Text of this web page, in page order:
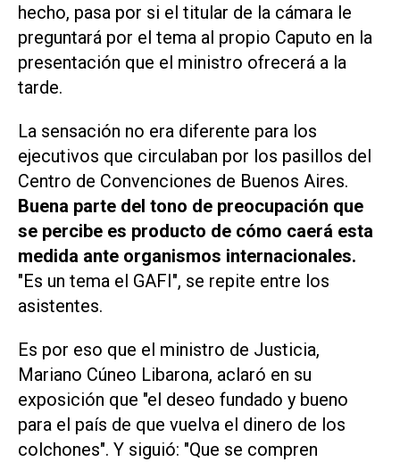
hecho, pasa por si el titular de la cámara le
preguntará por el tema al propio Caputo en la
presentación que el ministro ofrecerá a la
tarde.
La sensación no era diferente para los
ejecutivos que circulaban por los pasillos del
Centro de Convenciones de Buenos Aires.
Buena parte del tono de preocupación que
se percibe es producto de cómo caerá esta
medida ante organismos internacionales.
"Es un tema el GAFI", se repite entre los
asistentes.
Es por eso que el ministro de Justicia,
Mariano Cúneo Libarona, aclaró en su
exposición que "el deseo fundado y bueno
para el país de que vuelva el dinero de los
colchones". Y siguió: "Que se compren